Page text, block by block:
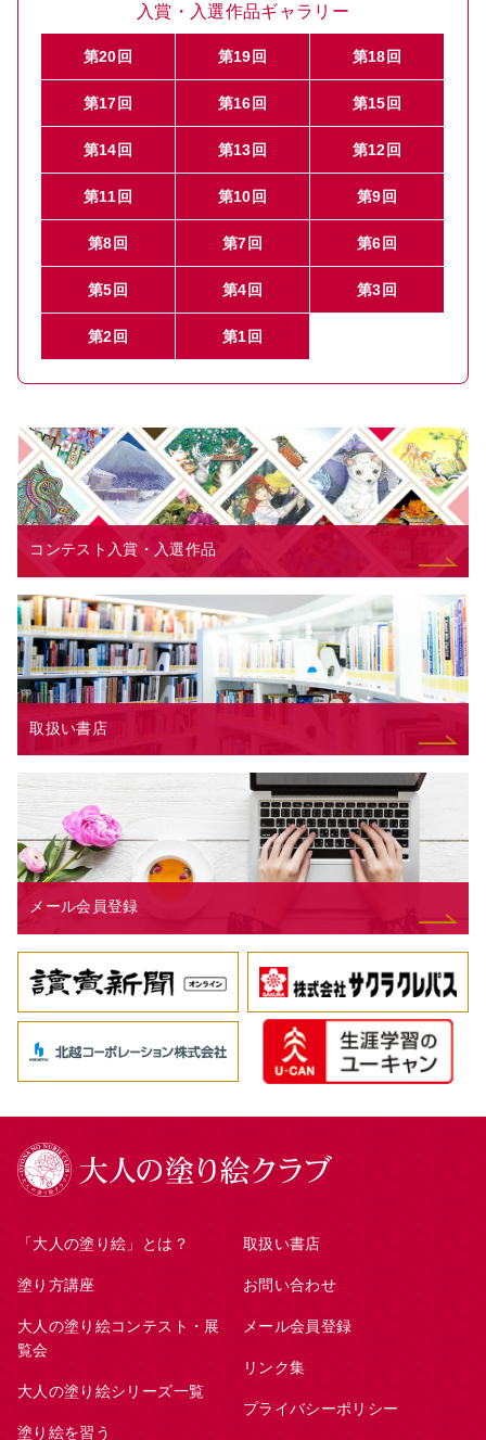
入賞・入選作品ギャラリー
第20回 第19回 第18回
第17回 第16回 第15回
第14回 第13回 第12回
第11回 第10回 第9回
第8回 第7回 第6回
第5回 第4回 第3回
第2回 第1回
コンテスト入賞・入選作品
取扱い書店
メール会員登録
「大人の塗り絵」とは？
塗り方講座
大人の塗り絵コンテスト・展
覧会
大人の塗り絵シリーズ一覧
塗り絵を習う
取扱い書店
お問い合わせ
メール会員登録
リンク集
プライバシーポリシー